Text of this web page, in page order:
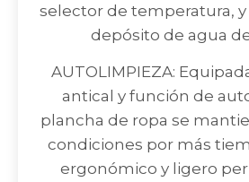
selector de temperatura,
depósito de agua
AUTOLIMPIEZA:
antical y función de
plancha de ropa se
condiciones por más
ergonómico y ligero